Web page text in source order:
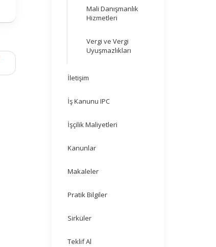
Mali Danışmanlık
Hizmetleri
Vergi ve Vergi
Uyuşmazlıkları
İletişim
İş Kanunu IPC
İşçilik Maliyetleri
Kanunlar
Makaleler
Pratik Bilgiler
Sirküler
Teklif Al